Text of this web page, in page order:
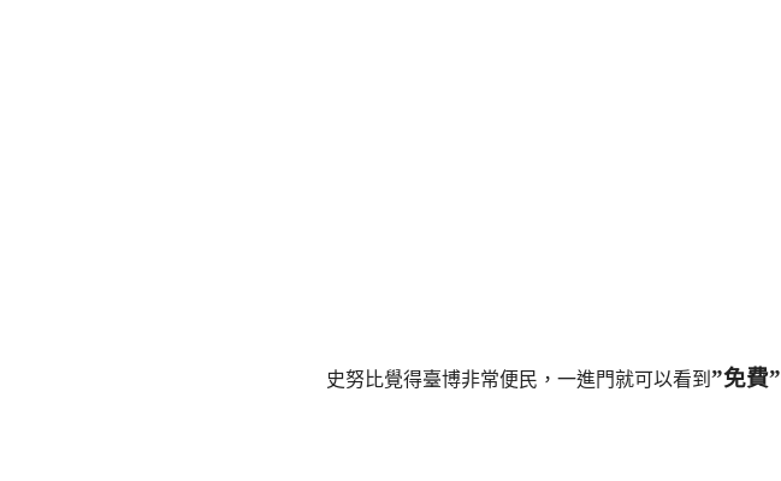
史努比覺得臺博非常便民，一進門就可以看到 ”免費”